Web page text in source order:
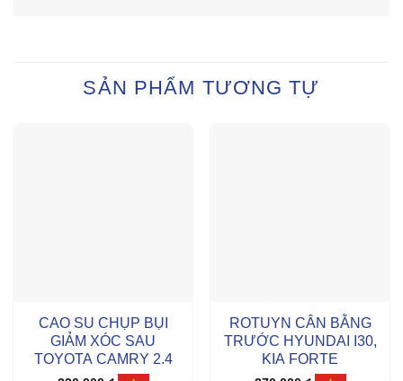
SẢN PHẨM TƯƠNG TỰ
CAO SU CHỤP BỤI
GIẢM XÓC SAU
TOYOTA CAMRY 2.4
ROTUYN CÂN BẰNG
TRƯỚC HYUNDAI I30,
KIA FORTE